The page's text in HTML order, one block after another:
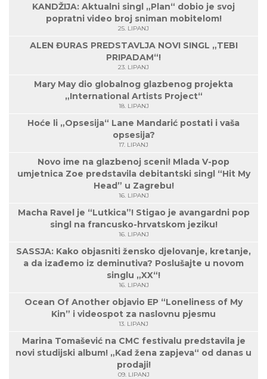
KANDŽIJA: Aktualni singl „Plan“ dobio je svoj
popratni video broj sniman mobitelom!
25. LIPANJ
ALEN ĐURAS PREDSTAVLJA NOVI SINGL „TEBI
PRIPADAM“!
23. LIPANJ
Mary May dio globalnog glazbenog projekta
„International Artists Project“
18. LIPANJ
Hoće li „Opsesija“ Lane Mandarić postati i vaša
opsesija?
17. LIPANJ
Novo ime na glazbenoj sceni! Mlada V-pop
umjetnica Zoe predstavila debitantski singl “Hit My
Head” u Zagrebu!
16. LIPANJ
Macha Ravel je “Lutkica”! Stigao je avangardni pop
singl na francusko-hrvatskom jeziku!
16. LIPANJ
SASSJA: Kako objasniti žensko djelovanje, kretanje,
a da izađemo iz deminutiva? Poslušajte u novom
singlu „XX“!
16. LIPANJ
Ocean Of Another objavio EP “Loneliness of My
Kin” i videospot za naslovnu pjesmu
13. LIPANJ
Marina Tomašević na CMC festivalu predstavila je
novi studijski album! „Kad žena zapjeva“ od danas u
prodaji!
09. LIPANJ